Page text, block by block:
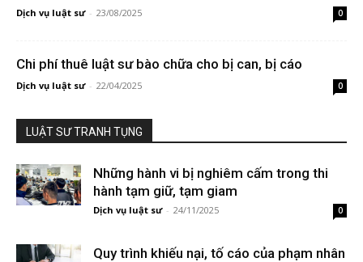
Dịch vụ luật sư - 23/08/2025 0
Chi phí thuê luật sư bào chữa cho bị can, bị cáo
Dịch vụ luật sư - 22/04/2025 0
LUẬT SƯ TRANH TỤNG
Những hành vi bị nghiêm cấm trong thi
hành tạm giữ, tạm giam
Dịch vụ luật sư - 24/11/2025 0
Quy trình khiếu nại, tố cáo của phạm nhân